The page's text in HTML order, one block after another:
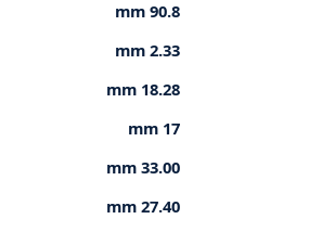
90.8 mm
2.33 mm
18.28 mm
17 mm
33.00 mm
27.40 mm